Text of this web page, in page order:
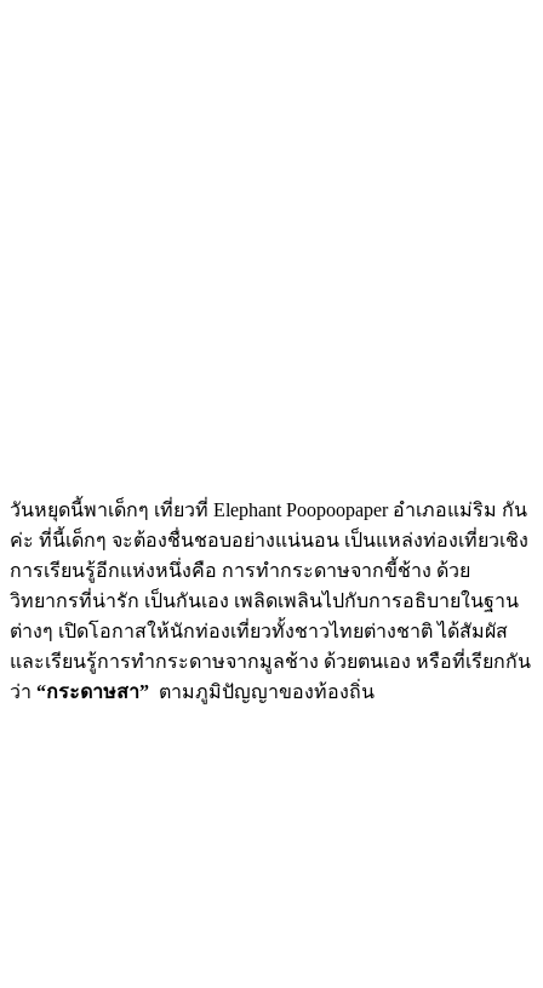
วันหยุดนี้พาเด็กๆ เที่ยวที่ Elephant Poopoopaper อำเภอแม่ริม กัน
ค่ะ ที่นี้เด็กๆ จะต้องชื่นชอบอย่างแน่นอน เป็นแหล่งท่องเที่ยวเชิง
การเรียนรู้อีกแห่งหนึ่งคือ การทำกระดาษจากขี้ช้าง ด้วย
วิทยากรที่น่ารัก เป็นกันเอง เพลิดเพลินไปกับการอธิบายในฐาน
ต่างๆ เปิดโอกาสให้นักท่องเที่ยวทั้งชาวไทยต่างชาติ ได้สัมผัส
และเรียนรู้การทำกระดาษจากมูลช้าง ด้วยตนเอง หรือที่เรียกกัน
ว่า “กระดาษสา” ตามภูมิปัญญาของท้องถิ่น